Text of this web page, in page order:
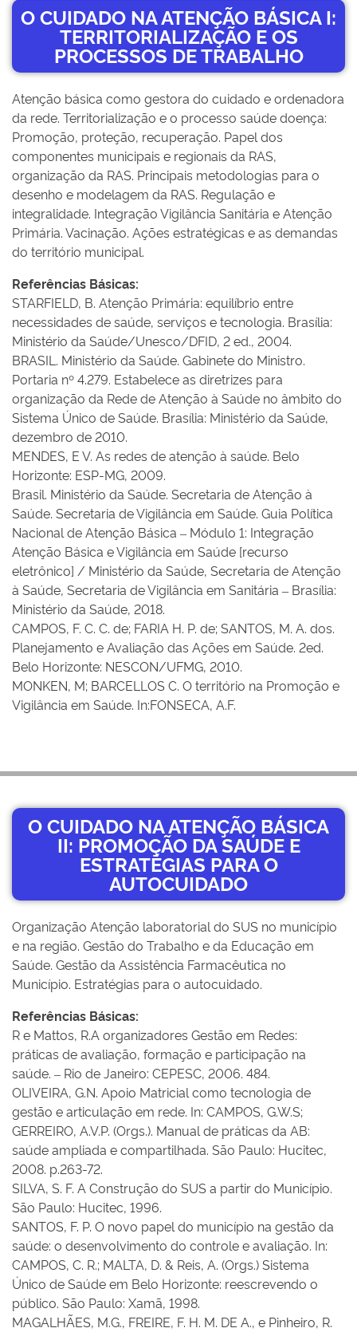
O CUIDADO NA ATENÇÃO BÁSICA I:
TERRITORIALIZAÇÃO E OS
PROCESSOS DE TRABALHO
Atenção básica como gestora do cuidado e ordenadora
da rede. Territorialização e o processo saúde doença:
Promoção, proteção, recuperação. Papel dos
componentes municipais e regionais da RAS,
organização da RAS. Principais metodologias para o
desenho e modelagem da RAS. Regulação e
integralidade. Integração Vigilância Sanitária e Atenção
Primária. Vacinação. Ações estratégicas e as demandas
do território municipal.
Referências Básicas:
STARFIELD, B. Atenção Primária: equilíbrio entre
necessidades de saúde, serviços e tecnologia. Brasília:
Ministério da Saúde/Unesco/DFID, 2 ed., 2004.
BRASIL. Ministério da Saúde. Gabinete do Ministro.
Portaria nº 4.279. Estabelece as diretrizes para
organização da Rede de Atenção à Saúde no âmbito do
Sistema Único de Saúde. Brasília: Ministério da Saúde,
dezembro de 2010.
MENDES, E V. As redes de atenção à saúde. Belo
Horizonte: ESP-MG, 2009.
Brasil. Ministério da Saúde. Secretaria de Atenção à
Saúde. Secretaria de Vigilância em Saúde. Guia Política
Nacional de Atenção Básica – Módulo 1: Integração
Atenção Básica e Vigilância em Saúde [recurso
eletrônico] / Ministério da Saúde, Secretaria de Atenção
à Saúde, Secretaria de Vigilância em Sanitária – Brasília:
Ministério da Saúde, 2018.
CAMPOS, F. C. C. de; FARIA H. P. de; SANTOS, M. A. dos.
Planejamento e Avaliação das Ações em Saúde. 2ed.
Belo Horizonte: NESCON/UFMG, 2010.
MONKEN, M; BARCELLOS C. O território na Promoção e
Vigilância em Saúde. In:FONSECA, A.F.
O CUIDADO NA ATENÇÃO BÁSICA
II: PROMOÇÃO DA SAÚDE E
ESTRATÉGIAS PARA O
AUTOCUIDADO
Organização Atenção laboratorial do SUS no município
e na região. Gestão do Trabalho e da Educação em
Saúde. Gestão da Assistência Farmacêutica no
Município. Estratégias para o autocuidado.
Referências Básicas:
R e Mattos, R.A organizadores Gestão em Redes:
práticas de avaliação, formação e participação na
saúde. – Rio de Janeiro: CEPESC, 2006. 484.
OLIVEIRA, G.N. Apoio Matricial como tecnologia de
gestão e articulação em rede. In: CAMPOS, G.W.S;
GERREIRO, A.V.P. (Orgs.). Manual de práticas da AB:
saúde ampliada e compartilhada. São Paulo: Hucitec,
2008. p.263-72.
SILVA, S. F. A Construção do SUS a partir do Município.
São Paulo: Hucitec, 1996.
SANTOS, F. P. O novo papel do município na gestão da
saúde: o desenvolvimento do controle e avaliação. In:
CAMPOS, C. R.; MALTA, D. & Reis, A. (Orgs.) Sistema
Único de Saúde em Belo Horizonte: reescrevendo o
público. São Paulo: Xamã, 1998.
MAGALHÃES, M.G., FREIRE, F. H. M. DE A., e Pinheiro, R.